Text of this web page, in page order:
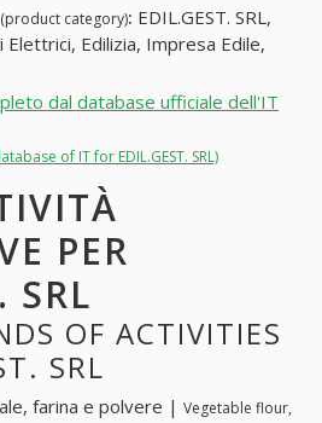
(product category): EDIL.GEST. SRL,
Edilizia, Impresa Edile,
dal database ufficiale dell'IT
of IT for EDIL.GEST. SRL)
PER
SRL
OF ACTIVITIES
SRL
farina e polvere | Vegetable flour,